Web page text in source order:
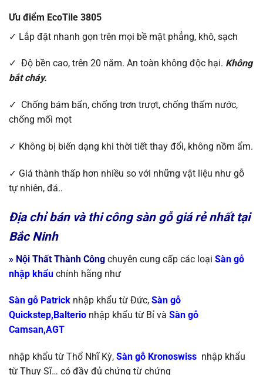
Ưu điểm EcoTile 3805
✓ Lắp đặt nhanh gọn trên mọi bề mặt phẳng, khô, sạch
✓ Độ bền cao, trên 20 năm. An toàn không độc hại. Không
bắt cháy.
✓ Chống bám bẩn, chống trơn trượt, chống thấm nước,
chống mối mọt
✓ Không bị biến dạng khi thời tiết thay đổi, không nồm ẩm.
✓ Giá thành thấp hơn nhiều so với những vật liệu như gỗ
tự nhiên, đá..
Địa chỉ bán và thi công sàn gỗ giá rẻ nhất tại
Bắc Ninh
» Nội Thất Thành Công chuyên cung cấp các loại Sàn gỗ
nhập khẩu chính hãng như
Sàn gỗ Patrick nhập khẩu từ Đức, Sàn gỗ
Quickstep,Balterio nhập khẩu từ Bỉ và Sàn gỗ
Camsan,AGT
nhập khẩu từ Thổ Nhĩ Kỳ, Sàn gỗ Kronoswiss nhập khẩu
từ Thụy Sĩ… có đầy đủ chứng từ chứng